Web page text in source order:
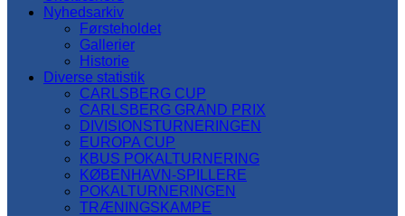
Nyhedsarkiv
Førsteholdet
Gallerier
Historie
Diverse statistik
CARLSBERG CUP
CARLSBERG GRAND PRIX
DIVISIONSTURNERINGEN
EUROPA CUP
KBUS POKALTURNERING
KØBENHAVN-SPILLERE
POKALTURNERINGEN
TRÆNINGSKAMPE